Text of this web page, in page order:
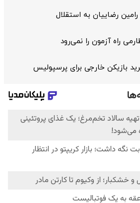
رضاییان به استقلال
راه آزمون را نمی‌رود
بازیکن خارجی برای پرسپولیس